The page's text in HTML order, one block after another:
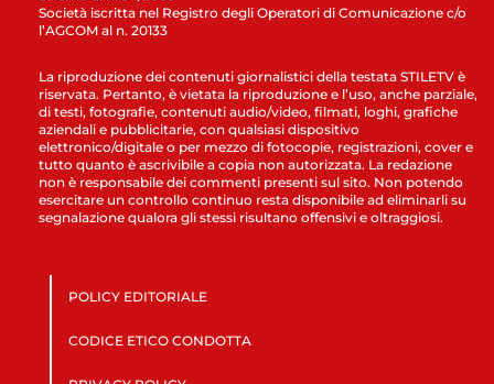
Società iscritta nel Registro degli Operatori di Comunicazione c/o
l’AGCOM al n. 20133
La riproduzione dei contenuti giornalistici della testata STILETV è
riservata. Pertanto, è vietata la riproduzione e l’uso, anche parziale,
di testi, fotografie, contenuti audio/video, filmati, loghi, grafiche
aziendali e pubblicitarie, con qualsiasi dispositivo
elettronico/digitale o per mezzo di fotocopie, registrazioni, cover e
tutto quanto è ascrivibile a copia non autorizzata. La redazione
non è responsabile dei commenti presenti sul sito. Non potendo
esercitare un controllo continuo resta disponibile ad eliminarli su
segnalazione qualora gli stessi risultano offensivi e oltraggiosi.
POLICY EDITORIALE
CODICE ETICO CONDOTTA